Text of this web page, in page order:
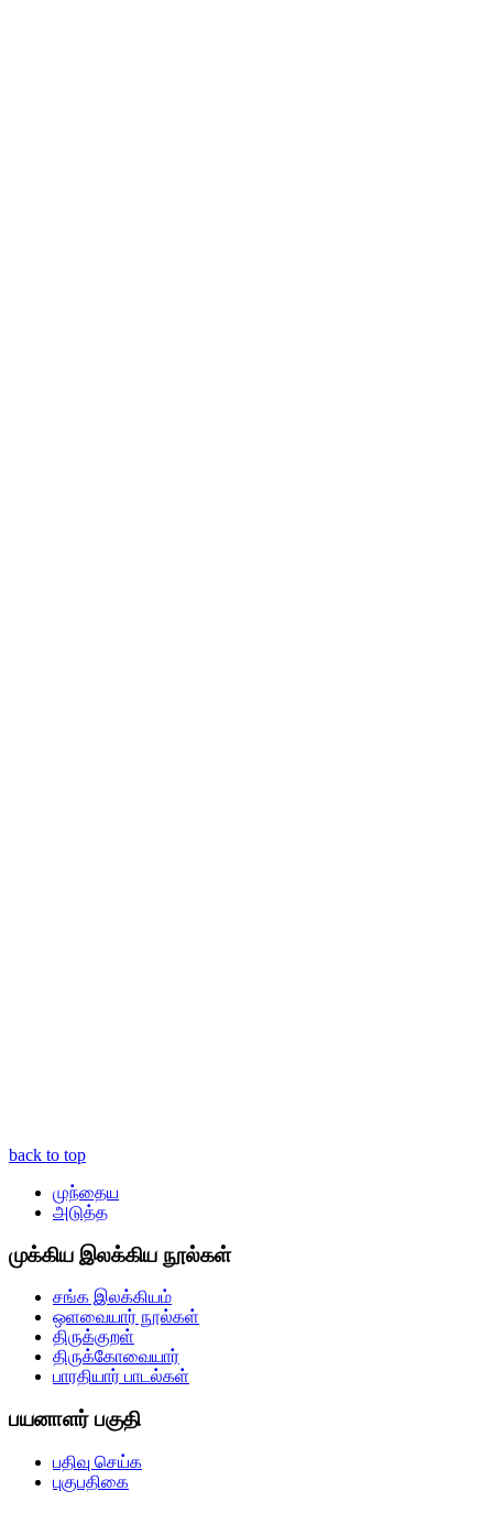
back to top
முந்தைய
அடுத்த
முக்கிய இலக்கிய நூல்கள்
சங்க இலக்கியம்
ஒளவையார் நூல்கள்
திருக்குறள்
திருக்கோவையார்
பாரதியார் பாடல்கள்
பயனாளர் பகுதி
பதிவு செய்க
புகுபதிகை